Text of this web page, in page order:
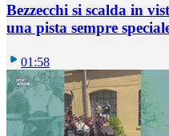
Bezzecchi si scalda in
una pista sempre
01:58